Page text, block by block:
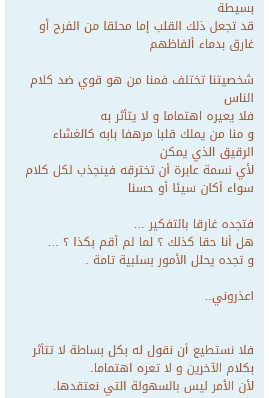
بسيطة
قد تجعل ذلك القلب إما محلقا من الفرح أو
غارق بدماء ألفاظهم
شخصيتنا تختلف فمنا من هو قوي ضد كلام
الناس
فلا يعيره اهتماما و لا يتأثر به
و منا من يملك قلبا مرهفا بابه كالغشاء
الرقيق الذي يمكن
لأي نسمة عابرة أن تخترقه فينجذب لكل كلام
سواء أكان سيئا أو حسنا
فتجده غارقا بالتفكير ...
هل أنا حقا كذلك ؟ لما لم أقم بكذا ؟ ...
و تجده يحلل الأمور بسلبية تامة .
اعذروني..
فلا نستطيع أن نقول له بكل بساطة لا تتأثر
بكلام الآخرين و لا تعره اهتماما.
لأن الأمر ليس بالسهولة التي نعتقدها.